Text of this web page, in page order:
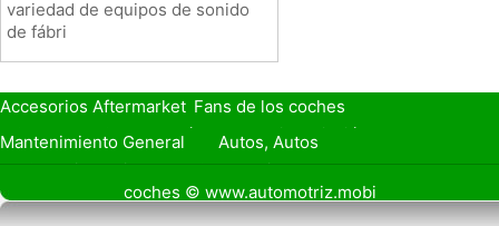
variedad de equipos de sonido
de fábri
Accesorios Aftermarket Fans de los coches
Seguro de Coche
Préstamos y Financiación
Mantenimiento General
Autos, Autos
Seguridad Vial
Combustibles
Vender Mi Cochecoches © www.automotriz.mobi